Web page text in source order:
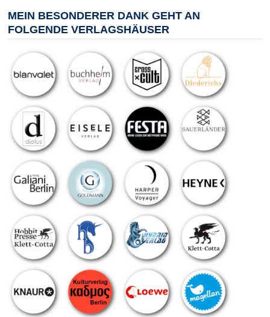
MEIN BESONDERER DANK GEHT AN
FOLGENDE VERLAGSHÄUSER